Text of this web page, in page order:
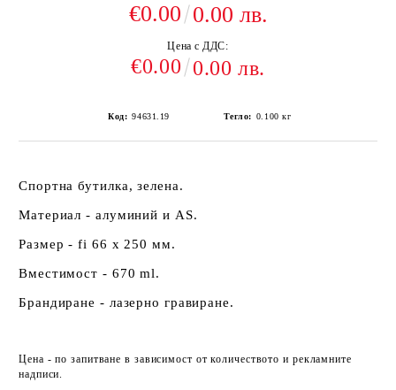
€0.00 0.00 лв.
Цена с ДДС:
€0.00 0.00 лв.
Код: 94631.19 Тегло: 0.100 кг
Спортна бутилка, зелена.
Материал - алуминий и AS.
Размер - fi 66 х 250 мм.
Вместимост - 670 ml.
Брандиране - лазерно гравиране.
Цена - по запитване в зависимост от количеството и рекламните
надписи.